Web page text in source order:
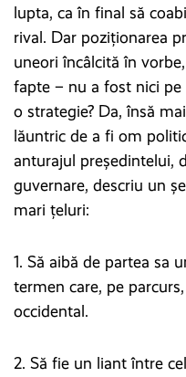
lupta, ca în final să
rival. Dar poziționarea
uneori încâlcită în
fapte – nu a fost nici
o strategie? Da, însă
lăuntric de a fi om
anturajul președintelui,
guvernare, descriu un
mari țeluri:
1. Să aibă de partea sa
termen care, pe
occidental.
2. Să fie un liant între